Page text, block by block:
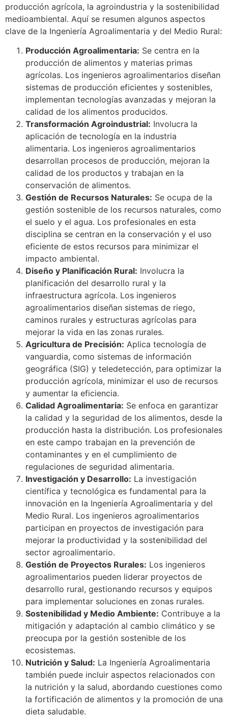
producción agrícola, la agroindustria y la sostenibilidad
medioambiental. Aquí se resumen algunos aspectos
clave de la Ingeniería Agroalimentaria y del Medio Rural:
Producción Agroalimentaria: Se centra en la
producción de alimentos y materias primas
agrícolas. Los ingenieros agroalimentarios diseñan
sistemas de producción eficientes y sostenibles,
implementan tecnologías avanzadas y mejoran la
calidad de los alimentos producidos.
Transformación Agroindustrial: Involucra la
aplicación de tecnología en la industria
alimentaria. Los ingenieros agroalimentarios
desarrollan procesos de producción, mejoran la
calidad de los productos y trabajan en la
conservación de alimentos.
Gestión de Recursos Naturales: Se ocupa de la
gestión sostenible de los recursos naturales, como
el suelo y el agua. Los profesionales en esta
disciplina se centran en la conservación y el uso
eficiente de estos recursos para minimizar el
impacto ambiental.
Diseño y Planificación Rural: Involucra la
planificación del desarrollo rural y la
infraestructura agrícola. Los ingenieros
agroalimentarios diseñan sistemas de riego,
caminos rurales y estructuras agrícolas para
mejorar la vida en las zonas rurales.
Agricultura de Precisión: Aplica tecnología de
vanguardia, como sistemas de información
geográfica (SIG) y teledetección, para optimizar la
producción agrícola, minimizar el uso de recursos
y aumentar la eficiencia.
Calidad Agroalimentaria: Se enfoca en garantizar
la calidad y la seguridad de los alimentos, desde la
producción hasta la distribución. Los profesionales
en este campo trabajan en la prevención de
contaminantes y en el cumplimiento de
regulaciones de seguridad alimentaria.
Investigación y Desarrollo: La investigación
científica y tecnológica es fundamental para la
innovación en la Ingeniería Agroalimentaria y del
Medio Rural. Los ingenieros agroalimentarios
participan en proyectos de investigación para
mejorar la productividad y la sostenibilidad del
sector agroalimentario.
Gestión de Proyectos Rurales: Los ingenieros
agroalimentarios pueden liderar proyectos de
desarrollo rural, gestionando recursos y equipos
para implementar soluciones en zonas rurales.
Sostenibilidad y Medio Ambiente: Contribuye a la
mitigación y adaptación al cambio climático y se
preocupa por la gestión sostenible de los
ecosistemas.
Nutrición y Salud: La Ingeniería Agroalimentaria
también puede incluir aspectos relacionados con
la nutrición y la salud, abordando cuestiones como
la fortificación de alimentos y la promoción de una
dieta saludable.